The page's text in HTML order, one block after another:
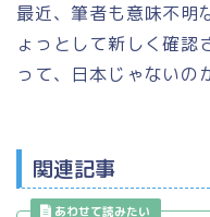
最近、筆者も意味不明
ょっとして新しく確認
って、日本じゃないの
関連記事